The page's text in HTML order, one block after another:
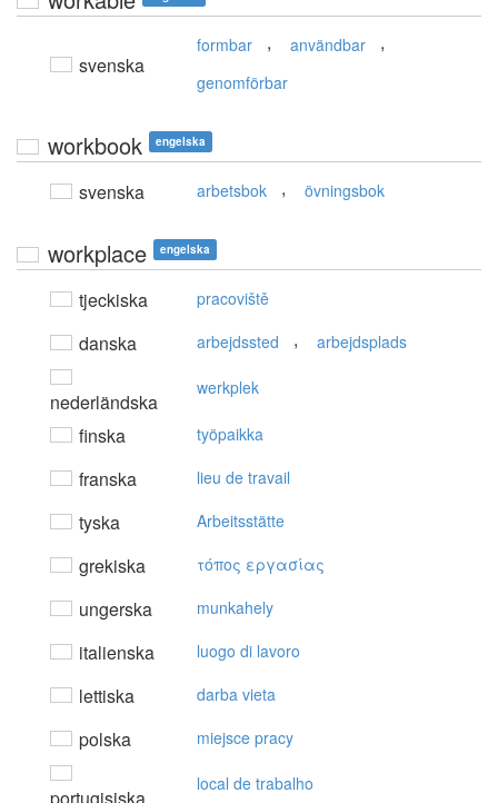
svenska
formbar , användbar ,
genomförbar
workbook engelska
svenska arbetsbok , övningsbok
workplace engelska
tjeckiska pracoviště
danska arbejdssted , arbejdsplads
nederländska
werkplek
finska työpaikka
franska lieu de travail
tyska Arbeitsstätte
grekiska τόπoς εργασίας
ungerska munkahely
italienska luogo di lavoro
lettiska darba vieta
polska miejsce pracy
local de trabalho